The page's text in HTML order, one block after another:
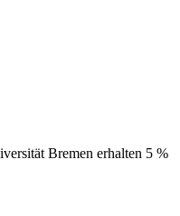
Bremen erhalten 5 %